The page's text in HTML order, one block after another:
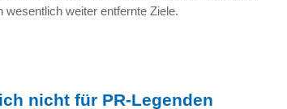
weiter entfernte Ziele.
nicht für PR-Legenden